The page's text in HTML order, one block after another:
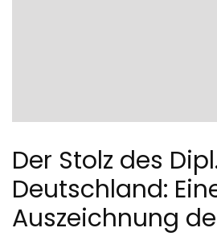
Der Stolz des
Deutschland:
Auszeichnung